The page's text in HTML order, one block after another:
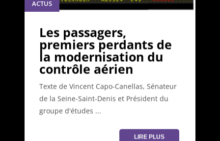
ACTUS
Les passagers,
premiers perdants de
la modernisation du
contrôle aérien
Texte de Vincent Capo-Canellas, Sénateur
de la Seine-Saint-Denis et Président du
groupe d'études ...
LIRE PLUS